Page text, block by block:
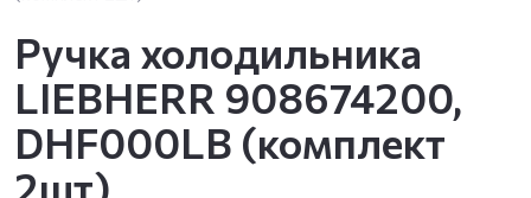
Ручка холодильника
LIEBHERR 908674200,
DHF000LB (комплект
2шт)